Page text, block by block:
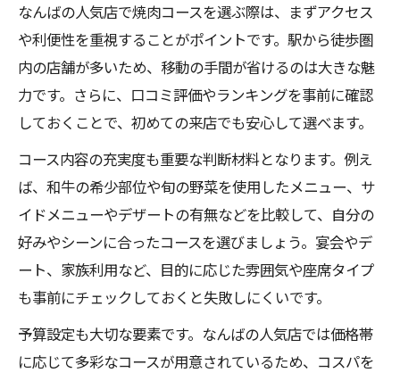
なんばの人気店で焼肉コースを選ぶ際は、まずアクセス
や利便性を重視することがポイントです。駅から徒歩圏
内の店舗が多いため、移動の手間が省けるのは大きな魅
力です。さらに、口コミ評価やランキングを事前に確認
しておくことで、初めての来店でも安心して選べます。
コース内容の充実度も重要な判断材料となります。例え
ば、和牛の希少部位や旬の野菜を使用したメニュー、サ
イドメニューやデザートの有無などを比較して、自分の
好みやシーンに合ったコースを選びましょう。宴会やデ
ート、家族利用など、目的に応じた雰囲気や座席タイプ
も事前にチェックしておくと失敗しにくいです。
予算設定も大切な要素です。なんばの人気店では価格帯
に応じて多彩なコースが用意されているため、コスパを